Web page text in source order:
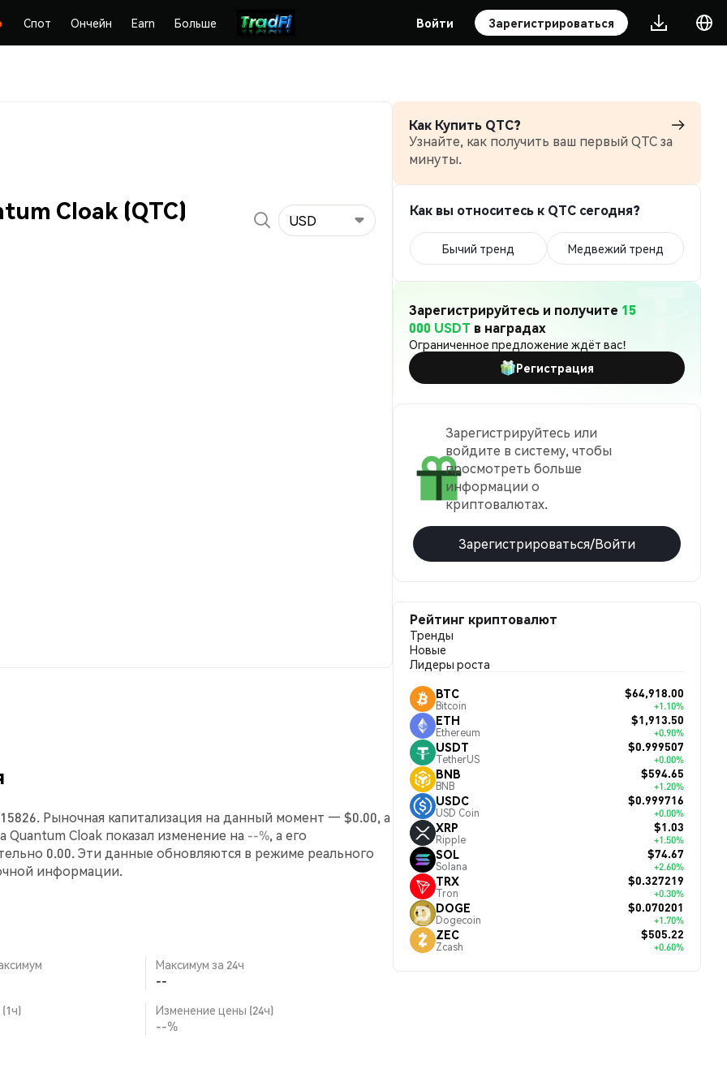
Спот Ончейн Earn Больше Войти Зарегистрироваться
Cloak (QTC) USD
Рыночная капитализация на данный момент — $0.00, а
Quantum Cloak показал изменение на --%, а его
0.00. Эти данные обновляются в режиме реального
информации.
Максимум за 24ч
--
Изменение цены (24ч)
--%
Как Купить QTC?
Узнайте, как получить ваш первый QTC за
минуты.
Как вы относитесь к QTC сегодня?
Бычий тренд Медвежий тренд
Зарегистрируйтесь и получите 15
000 USDT в наградах
Ограниченное предложение ждёт вас!
Регистрация
Зарегистрируйтесь или
войдите в систему, чтобы
просмотреть больше
информации о
криптовалютах.
Зарегистрироваться/Войти
Рейтинг криптовалют
Тренды
Новые
Лидеры роста
BTC
Bitcoin
$64,918.00
+1.10%
ETH
Ethereum
$1,913.50
+0.90%
USDT
TetherUS
$0.999507
+0.00%
BNB
BNB
$594.65
+1.20%
USDC
USD Coin
$0.999716
+0.00%
XRP
Ripple
$1.03
+1.50%
SOL
Solana
$74.67
+2.60%
TRX
Tron
$0.327219
+0.30%
DOGE
Dogecoin
$0.070201
+1.70%
ZEC
Zcash
$505.22
+0.60%